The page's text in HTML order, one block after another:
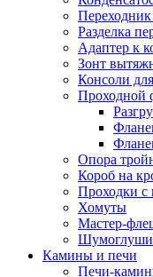
Разделка
Адаптер к
Зонт
Консоли
Проходной
Опора
Короб на
Проходки с
Хомуты
Мастер-
Камины и печи
Печи-